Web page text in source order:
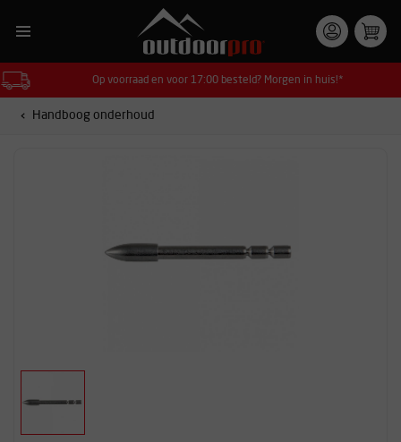
Op voorraad en voor 17:00 besteld? Morgen in huis!*
Handboog onderhoud